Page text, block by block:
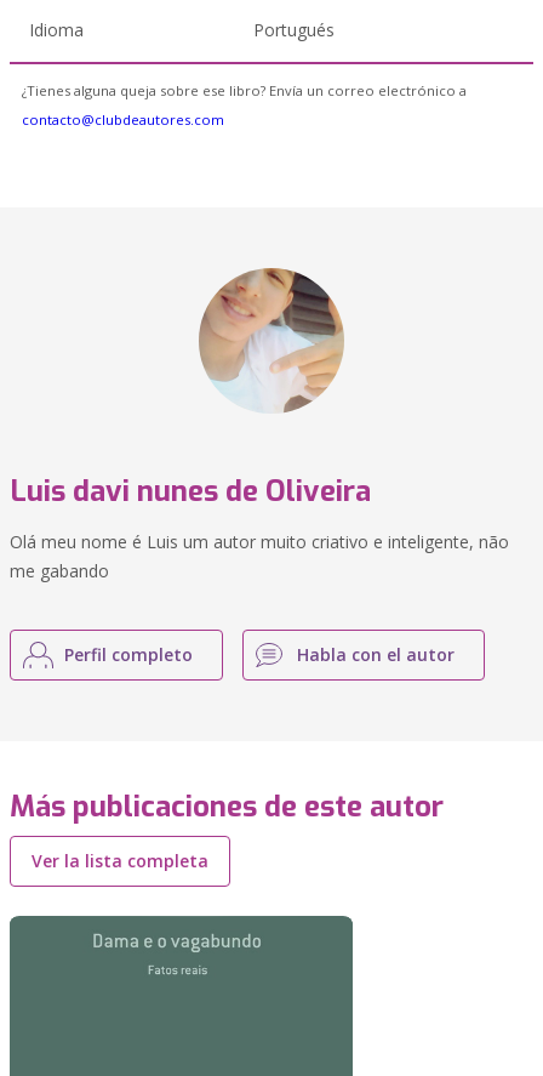
Idioma Portugués
¿Tienes alguna queja sobre ese libro? Envía un correo electrónico a
contacto@clubdeautores.com
Luis davi nunes de Oliveira
Olá meu nome é Luis um autor muito criativo e inteligente, não
me gabando
Perfil completo Habla con el autor
Más publicaciones de este autor
Ver la lista completa